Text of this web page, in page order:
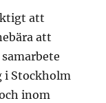
att
att
i Stockholm
inom